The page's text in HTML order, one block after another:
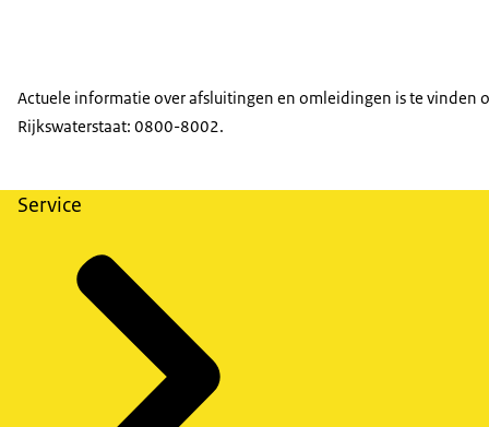
Actuele informatie over afsluitingen en omleidingen is te vinden
Rijkswaterstaat: 0800-8002.
Service